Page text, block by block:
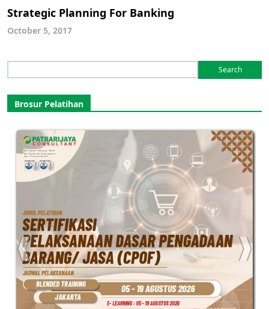
Strategic Planning For Banking
October 5, 2017
for:
Brosur Pelatihan